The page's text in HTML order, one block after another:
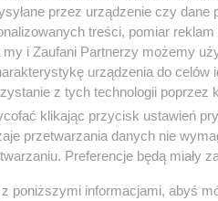
przez urządzenie czy
treści, pomiar
i Zaufani Partnerzy możemy
urządzenia do celów
z tych technologii poprzez
klikając przycisk ustawień
przetwarzania danych nie
Preferencje będą miały
poniższymi informacjami, abyś